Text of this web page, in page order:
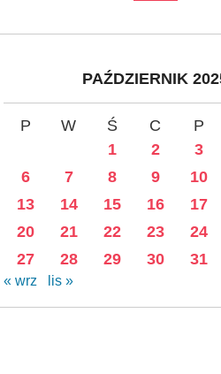
PAŹDZIERNIK
P W Ś C P
1
2 3
6
7 8 9 10
13
14 15 16 17
20
21 22 23 24
27
28 29 30 31
« wrz lis »